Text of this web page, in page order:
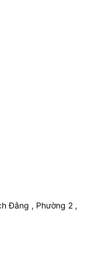
Đằng , Phường 2 ,